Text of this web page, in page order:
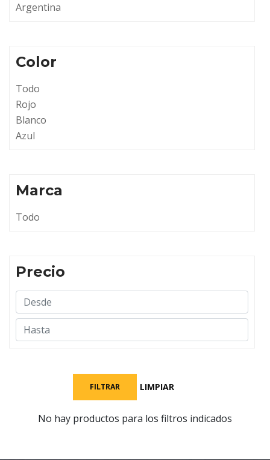
Argentina
Color
Todo
Rojo
Blanco
Azul
Marca
Todo
Precio
FILTRAR LIMPIAR
No hay productos para los filtros indicados